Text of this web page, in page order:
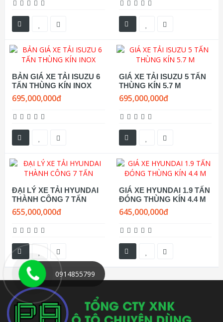
BẢN GIÁ XE TẢI ISUZU 6
TẤN THÙNG KÍN INOX
695,000,000đ
GIÁ XE TẢI ISUZU 5 TẤN
THÙNG KÍN 5.7 M
695,000,000đ
ĐẠI LÝ XE TẢI HYUNDAI
THÀNH CÔNG 7 TẤN
655,000,000đ
GIÁ XE HYUNDAI 1.9 TẤN
ĐÓNG THÙNG KÍN 4.4 M
645,000,000đ
0914855799